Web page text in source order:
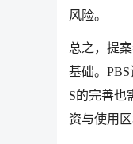
风险。
总之，提
基础。
S的完善也
资与使用